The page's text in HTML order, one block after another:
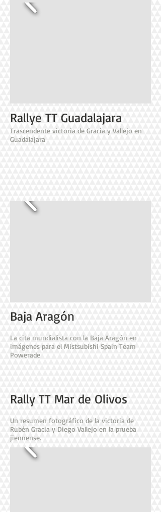
Rallye TT Serón
Rallye TT Guadalajara
Trascendente victoria de Gracia y Vallejo en
Guadalajara
Baja Aragón
La cita mundialista con la Baja Aragón en
imágenes para el Mistsubishi Spain Team
Powerade
Rally TT Mar de Olivos
Un resumen fotográfico de la victoria de
Rubén Gracia y Diego Vallejo en la prueba
jiennense.